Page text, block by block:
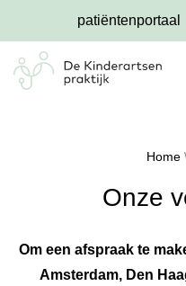
patiëntenportaal
Home
Onze
Om een afspraak te
Amsterdam, Den